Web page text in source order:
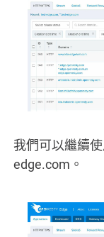
我們可以繼續
edge.com。